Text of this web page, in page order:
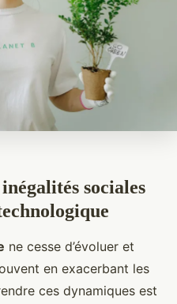
sociales
ne cesse d’évoluer et
en exacerbant les
ces dynamiques est